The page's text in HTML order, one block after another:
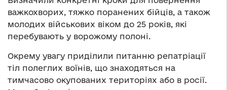
важкохворих, тяжко поранених бійців, а також
молодих військових віком до 25 років, які
перебувають у ворожому полоні.
Окрему увагу приділили питанню репатріації
тіл полеглих воїнів, що знаходяться на
тимчасово окупованих територіях або в росії.